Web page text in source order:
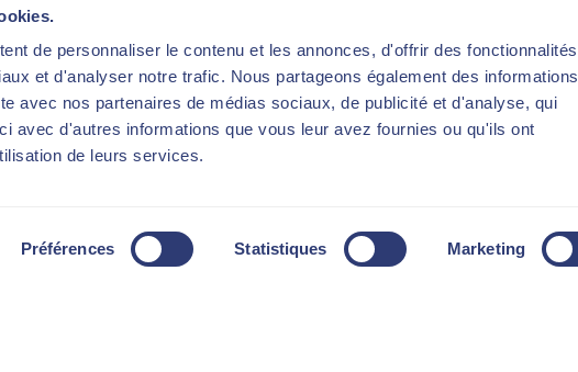
de personnaliser le contenu et les annonces, d'offrir des fonctionnalités
et d'analyser notre trafic. Nous partageons également des informations
avec nos partenaires de médias sociaux, de publicité et d'analyse, qui
avec d'autres informations que vous leur avez fournies ou qu'ils ont
de leurs services.
Préférences Statistiques Marketing
Cryolipolysis
Rates
Discover the clinic